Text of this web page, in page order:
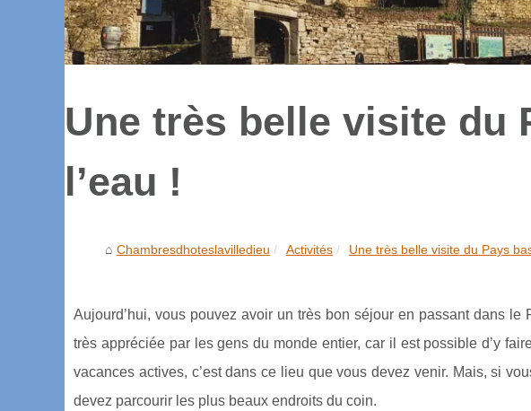
Une très belle visite du
l’eau !
Chambresdhoteslavilledieu Activités Une très belle visite du Pays
Aujourd’hui, vous pouvez avoir un très bon séjour en passant dans
très appréciée par les gens du monde entier, car il est possible d’y
vacances actives, c’est dans ce lieu que vous devez venir. Mais, si
devez parcourir les plus beaux endroits du coin.